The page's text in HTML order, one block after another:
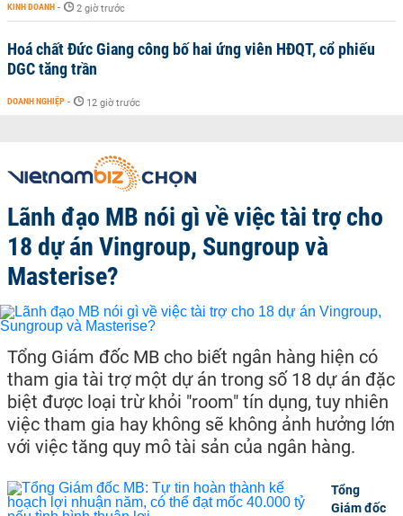
KINH DOANH - 2 giờ trước
Hoá chất Đức Giang công bố hai ứng viên HĐQT, cổ phiếu
DGC tăng trần
DOANH NGHIỆP - 12 giờ trước
Lãnh đạo MB nói gì về việc tài trợ cho
18 dự án Vingroup, Sungroup và
Masterise?
Tổng Giám đốc MB cho biết ngân hàng hiện có
tham gia tài trợ một dự án trong số 18 dự án đặc
biệt được loại trừ khỏi "room" tín dụng, tuy nhiên
việc tham gia hay không sẽ không ảnh hưởng lớn
với việc tăng quy mô tài sản của ngân hàng.
Tổng
Giám đốc